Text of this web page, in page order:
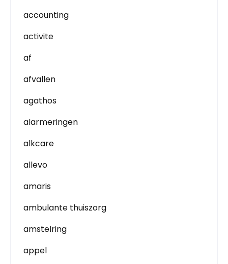
accounting
activite
af
afvallen
agathos
alarmeringen
alkcare
allevo
amaris
ambulante thuiszorg
amstelring
appel